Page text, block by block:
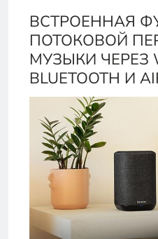
ВСТРОЕННАЯ
ПОТОКОВОЙ
МУЗЫКИ ЧЕРЕЗ
BLUETOOTH И